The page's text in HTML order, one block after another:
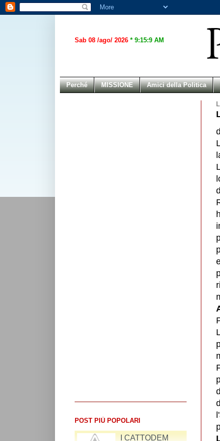
Sab 08 /ago/ 2026 * 9:15:9 AM
Perché MISSIONE Amici della Politica
POST PIÙ POPOLARI
RIFLESSIONI SUL